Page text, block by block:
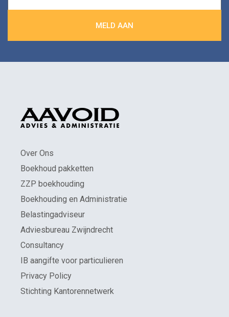
Over Ons
Boekhoud pakketten
ZZP boekhouding
Boekhouding en Administratie
Belastingadviseur
Adviesbureau Zwijndrecht
Consultancy
IB aangifte voor particulieren
Privacy Policy
Stichting Kantorennetwerk